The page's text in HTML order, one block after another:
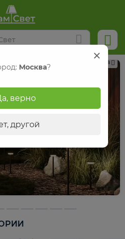
Реклама
Москва?
верно
другой